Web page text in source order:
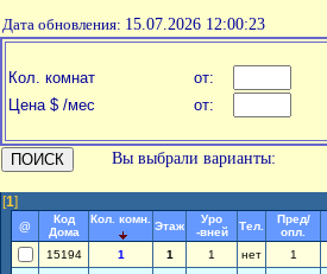
Дата обновления: 15.07.2026 12:00:23
Кол. комнат от:
Цена $ /мес
от:
Вы выбрали варианты:
[1]
@
Код
Дома
Кол. комн.
Этаж
Уро
-вней
Тел.
Пред/
опл.
15194
1 1 1 нет 1